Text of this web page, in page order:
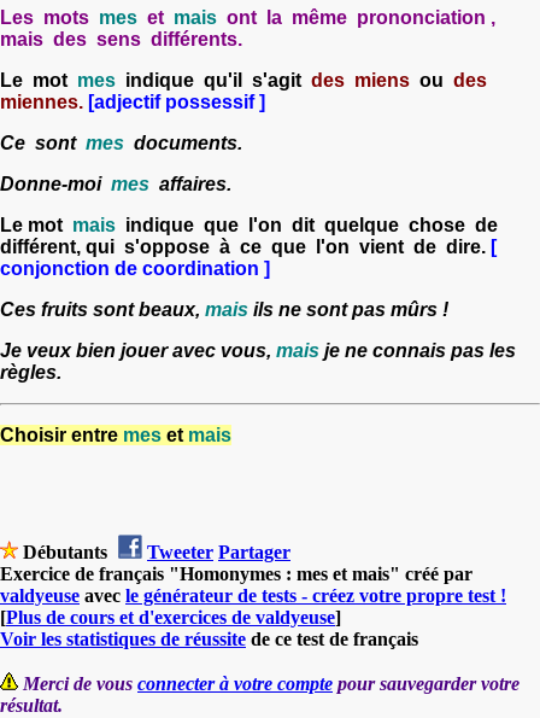
Les mots mes et mais ont la même prononciation ,
mais des sens différents.
Le mot mes indique qu'il s'agit des miens ou des
miennes. [adjectif possessif ]
Ce sont mes documents.
Donne-moi mes affaires.
Le mot mais indique que l'on dit quelque chose de
différent, qui s'oppose à ce que l'on vient de dire. [
conjonction de coordination ]
Ces fruits sont beaux, mais ils ne sont pas mûrs !
Je veux bien jouer avec vous, mais je ne connais pas les
règles.
Choisir entre mes et mais
Débutants Tweeter Partager
Exercice de français "Homonymes : mes et mais" créé par
valdyeuse avec le générateur de tests - créez votre propre test !
[Plus de cours et d'exercices de valdyeuse]
Voir les statistiques de réussite de ce test de français
Merci de vous connecter à votre compte pour sauvegarder votre
résultat.